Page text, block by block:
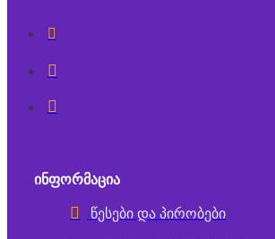
ᲘᲜᲤᲝᲠᲛᲐᲪᲘᲐ
წესები და პირობები